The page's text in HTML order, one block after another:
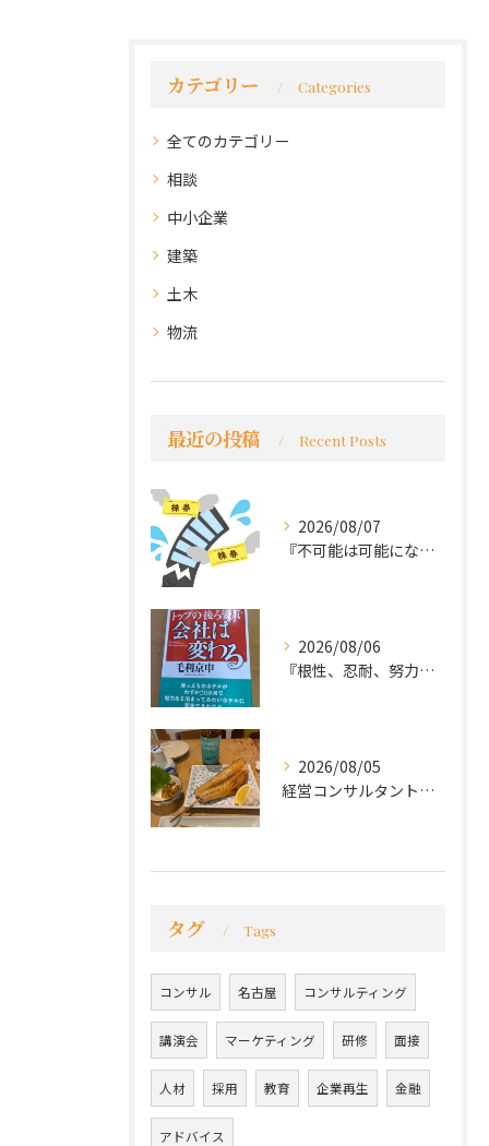
カテゴリー Categories
全てのカテゴリー
相談
中小企業
建築
土木
物流
最近の投稿 Recent Posts
2026/08/07
『不可能は可能になる』
2026/08/06
『根性、忍耐、努力という言葉は死語なのか』
2026/08/05
経営コンサルタントのモーちゃん・毛利京申です。
タグ Tags
コンサル 名古屋 コンサルティング
講演会 マーケティング 研修 面接
人材 採用 教育 企業再生 金融
アドバイス